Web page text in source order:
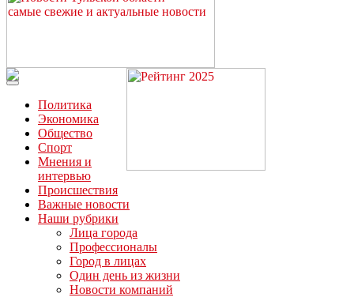
Читайте последние новости дня в Тульской области на сайте
“ЗаНовомосковск”
Политика
Экономика
Общество
Спорт
Мнения и
интервью
Происшествия
Важные новости
Наши рубрики
Лица города
Профессионалы
Город в лицах
Один день из жизни
Новости компаний